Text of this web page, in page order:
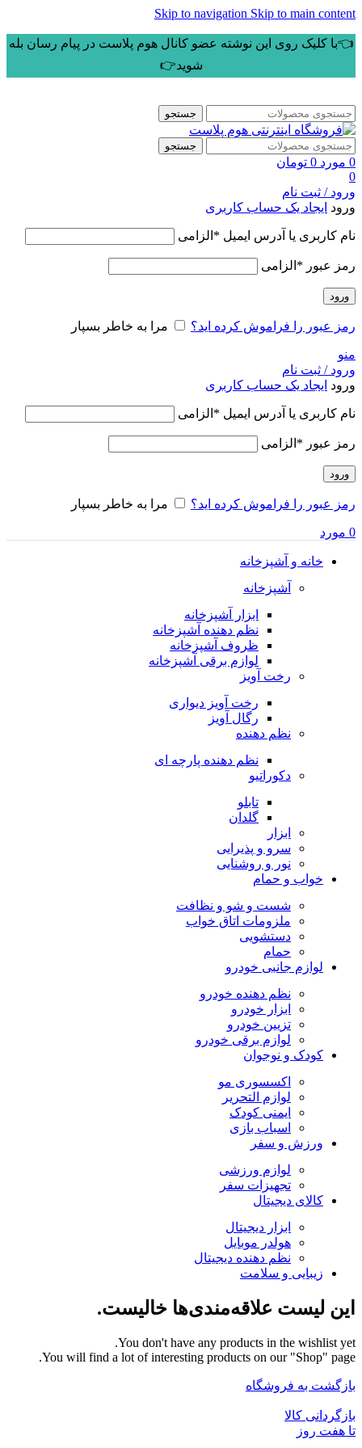
Skip to navigation Skip to main content
👈با کلیک روی این نوشته عضو کانال هوم پلاست در پیام رسان بله
شوید👉
جستجو
جستجو
0 مورد 0 تومان
0
ورود / ثبت نام
ورود ایجاد یک حساب کاربری
نام کاربری یا آدرس ایمیل * الزامی
رمز عبور * الزامی
ورود
رمز عبور را فراموش کرده اید؟ مرا به خاطر بسپار
منو
ورود / ثبت نام
ورود ایجاد یک حساب کاربری
نام کاربری یا آدرس ایمیل * الزامی
رمز عبور * الزامی
ورود
رمز عبور را فراموش کرده اید؟ مرا به خاطر بسپار
0 مورد
خانه و آشپزخانه
آشپزخانه
ابزار آشپزخانه
نظم دهنده آشپزخانه
ظروف آشپزخانه
لوازم برقی آشپزخانه
رخت آویز
رخت آویز دیواری
رگال آویز
نظم دهنده
نظم دهنده پارچه ای
دکوراتیو
تابلو
گلدان
ابزار
سرو و پذیرایی
نور و روشنایی
خواب و حمام
شست و شو و نظافت
ملزومات اتاق خواب
دستشویی
حمام
لوازم جانبی خودرو
نظم دهنده خودرو
ابزار خودرو
تزیین خودرو
لوازم برقی خودرو
کودک و نوجوان
اکسسوری مو
لوازم التحریر
ایمنی کودک
اسباب بازی
ورزش و سفر
لوازم ورزشی
تجهیزات سفر
کالای دیجیتال
ابزار دیجیتال
هولدر موبایل
نظم دهنده دیجیتال
زیبایی و سلامت
این لیست علاقه‌مندی‌ها خالیست.
You don't have any products in the wishlist yet.
You will find a lot of interesting products on our "Shop" page.
بازگشت به فروشگاه
بازگردانی کالا
تا هفت روز